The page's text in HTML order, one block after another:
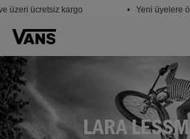
üzeri ücretsiz kargo • Yeni üyelere
LARA